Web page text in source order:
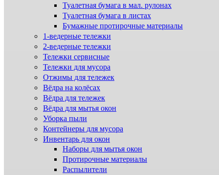
Туалетная бумага в мал. рулонах
Туалетная бумага в листах
Бумажные протирочные материалы
1-ведерные тележки
2-ведерные тележки
Тележки сервисные
Тележки для мусора
Отжимы для тележек
Вёдра на колёсах
Вёдра для тележек
Вёдра для мытья окон
Уборка пыли
Контейнеры для мусора
Инвентарь для окон
Наборы для мытья окон
Протирочные материалы
Распылители